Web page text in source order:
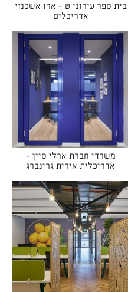
בית ספר עירוני ט - ארז אשכנזי
אדריכלים
משרדי חברת ארלי סיין -
אדריכלית אירית גרינברג